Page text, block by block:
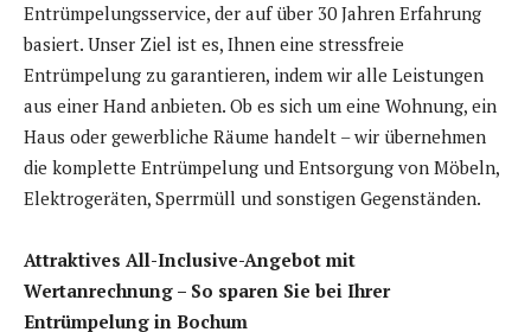
Entrümpelungsservice, der auf über 30 Jahren Erfahrung
basiert. Unser Ziel ist es, Ihnen eine stressfreie
Entrümpelung zu garantieren, indem wir alle Leistungen
aus einer Hand anbieten. Ob es sich um eine Wohnung, ein
Haus oder gewerbliche Räume handelt – wir übernehmen
die komplette Entrümpelung und Entsorgung von Möbeln,
Elektrogeräten, Sperrmüll und sonstigen Gegenständen.
Attraktives All-Inclusive-Angebot mit
Wertanrechnung – So sparen Sie bei Ihrer
Entrümpelung in Bochum